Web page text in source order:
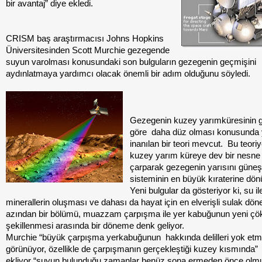
bir avantaj” diye ekledi.
CRISM baş araştırmacısı Johns Hopkins
Üniversitesinden Scott Murchie gezegende
suyun varolması konusundaki son bulguların gezegenin geçmişini
aydınlatmaya yardımcı olacak önemli bir adım olduğunu söyledi.
Gezegenin kuzey yarımküresinin
göre daha düz olması konusunda
inanılan bir teori mevcut. Bu
kuzey yarım küreye dev bir nesne
çarparak gezegenin yarısını güneş
sisteminin en büyük kıraterine
Yeni bulgular da gösteriyor ki, su
minerallerin oluşması ve dahası da hayat için en elverişli sulak
azından bir bölümü, muazzam çarpışma ile yer kabuğunun yeni
şekillenmesi arasında bir döneme denk geliyor.
Murchie “büyük çarpışma yerkabuğunun hakkında delilleri yok
görünüyor, özellikle de çarpışmanın gerçekleştiği kuzey